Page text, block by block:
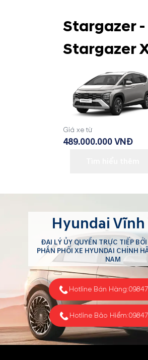
Stargazer -
Stargazer
Giá xe từ
489.000.000 VNĐ
Hyundai Vĩnh
ĐẠI LÝ ỦY QUYỀN TRỰC TIẾP
PHÂN PHỐI XE HYUNDAI CHÍNH
NAM
Hotline Bán Hàng:
Hotline Bảo Hiểm: